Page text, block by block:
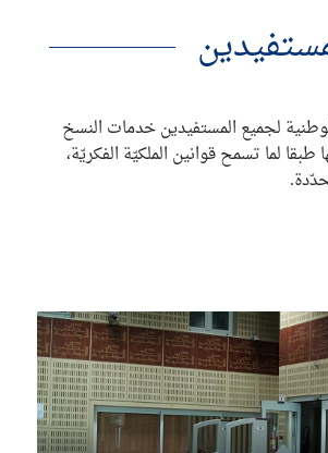
لجميع المستفيدين خدمات النسخ
طبقا لما تسمح قوانين الملكيّة الفكريّة،